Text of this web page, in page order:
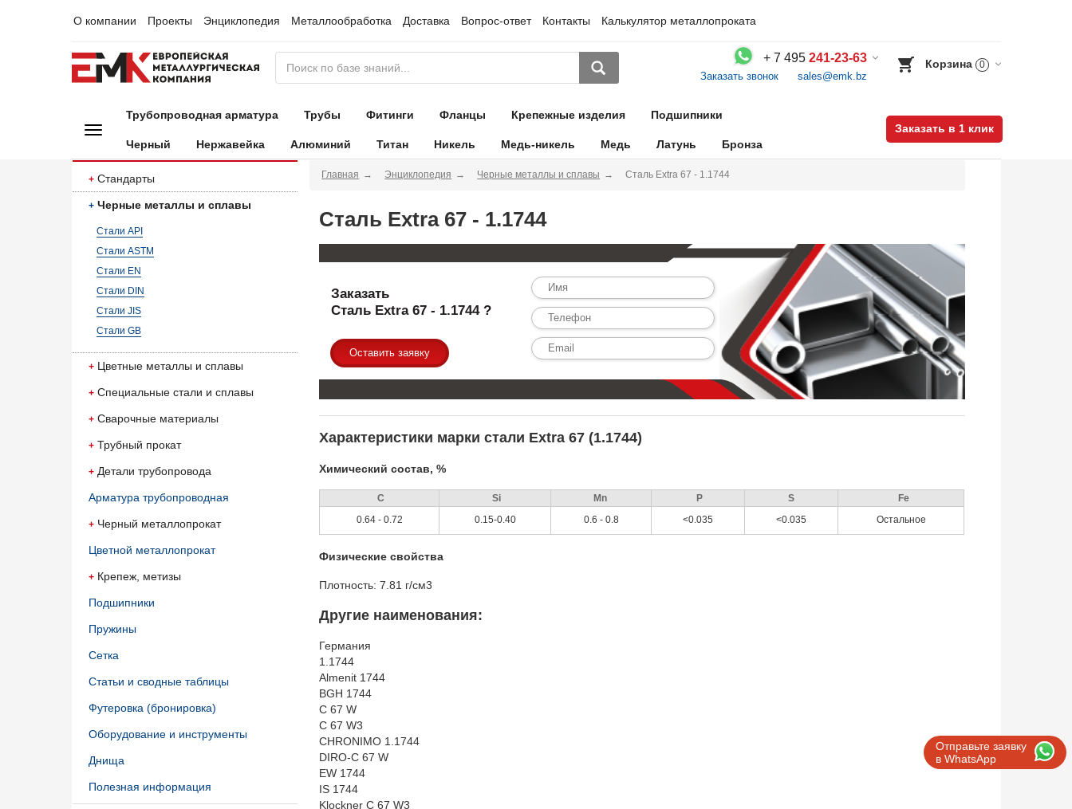
О компании Проекты Энциклопедия Металлообработка Доставка Вопрос-ответ Контакты Калькулятор металлопроката
+ 7 495 241-23-63
Заказать звонок sales@emk.bz
Корзина 0
Трубопроводная арматура Трубы Фитинги Фланцы Крепежные изделия Подшипники
Черный Нержавейка Алюминий Титан Никель Медь-никель Медь Латунь Бронза
Заказать в 1 клик
Стандарты
Черные металлы и сплавы
Стали API
Стали ASTM
Стали EN
Стали DIN
Стали JIS
Стали GB
Цветные металлы и сплавы
Специальные стали и сплавы
Сварочные материалы
Трубный прокат
Детали трубопровода
Арматура трубопроводная
Черный металлопрокат
Цветной металлопрокат
Крепеж, метизы
Подшипники
Пружины
Сетка
Статьи и сводные таблицы
Футеровка (бронировка)
Оборудование и инструменты
Днища
Полезная информация
Отправьте заявку
в WhatsApp
Главная Энциклопедия Черные металлы и сплавы Сталь Extra 67 - 1.1744
Сталь Extra 67 - 1.1744
Заказать
Сталь Extra 67 - 1.1744 ?
Оставить заявку
Характеристики марки стали Extra 67 (1.1744)
Химический состав, %
С Si Mn P S
Fe
0.64 - 0.72
0.15-0.40 0.6 - 0.8 <0.035 <0.035 Остальное
Физические свойства
Плотность: 7.81 г/см3
Другие наименования:
Германия
1.1744
Almenit 1744
BGH 1744
C 67 W
C 67 W3
CHRONIMO 1.1744
DIRO-C 67 W
EW 1744
IS 1744
Klockner C 67 W3